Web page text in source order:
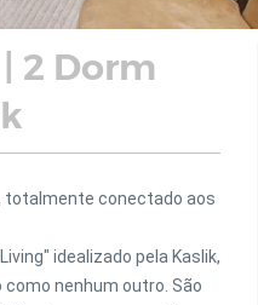
2 Dorm
totalmente conectado aos
idealizado pela Kaslik,
nenhum outro. São